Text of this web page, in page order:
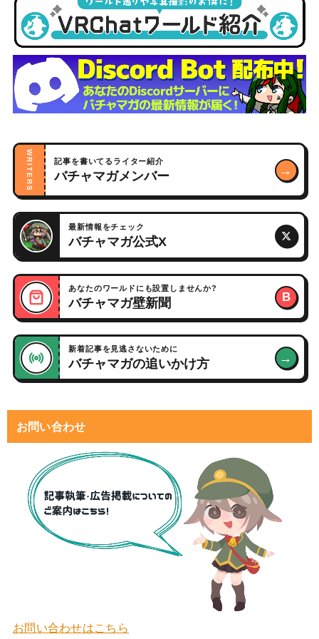
WRITERS 記事を書いてるライター紹介
バチャマガメンバー →
最新情報をチェック
バチャマガ公式X
あなたのワールドにも設置しませんか?
バチャマガ壁新聞 B
新着記事を見逃さないために
バチャマガの追いかけ方 →
お問い合わせ
お問い合わせはこちら